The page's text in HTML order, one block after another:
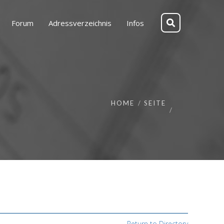
Forum Adressverzeichnis Infos
HOME SEITE